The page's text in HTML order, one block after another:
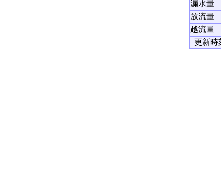
漏水量
放流量
越流量
更新時